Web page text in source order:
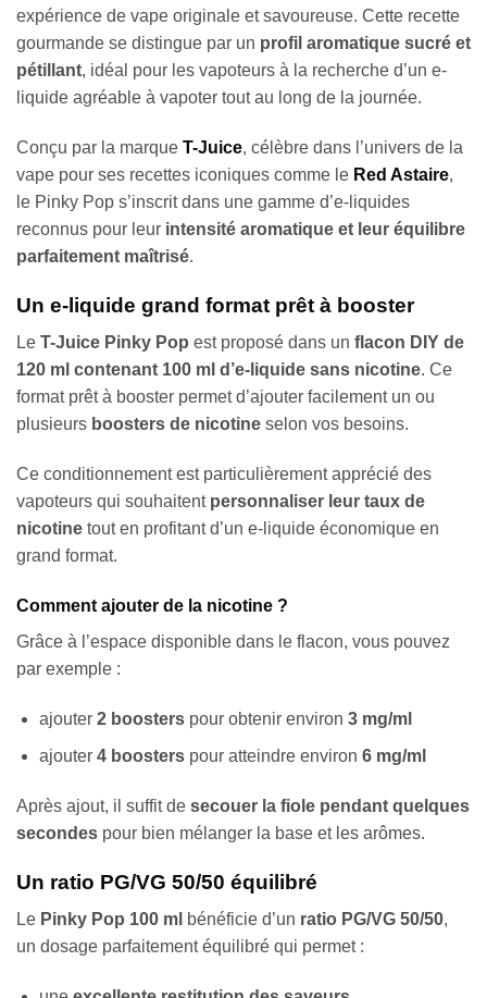
expérience de vape originale et savoureuse. Cette recette
gourmande se distingue par un profil aromatique sucré et
pétillant, idéal pour les vapoteurs à la recherche d’un e-
liquide agréable à vapoter tout au long de la journée.
Conçu par la marque T-Juice, célèbre dans l’univers de la
vape pour ses recettes iconiques comme le Red Astaire,
le Pinky Pop s’inscrit dans une gamme d’e-liquides
reconnus pour leur intensité aromatique et leur équilibre
parfaitement maîtrisé.
Un e-liquide grand format prêt à booster
Le T-Juice Pinky Pop est proposé dans un flacon DIY de
120 ml contenant 100 ml d’e-liquide sans nicotine. Ce
format prêt à booster permet d’ajouter facilement un ou
plusieurs boosters de nicotine selon vos besoins.
Ce conditionnement est particulièrement apprécié des
vapoteurs qui souhaitent personnaliser leur taux de
nicotine tout en profitant d’un e-liquide économique en
grand format.
Comment ajouter de la nicotine ?
Grâce à l’espace disponible dans le flacon, vous pouvez
par exemple :
ajouter 2 boosterspour obtenir environ 3 mg/ml
ajouter 4 boosterspour atteindre environ 6 mg/ml
Après ajout, il suffit de secouer la fiole pendant quelques
secondes pour bien mélanger la base et les arômes.
Un ratio PG/VG 50/50 équilibré
Le Pinky Pop 100 ml bénéficie d’un ratio PG/VG 50/50,
un dosage parfaitement équilibré qui permet :